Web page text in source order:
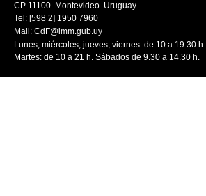
CP 11100. Montevideo. Uruguay
Tel: [598 2] 1950 7960
Mail: CdF@imm.gub.uy
Lunes, miércoles, jueves, viernes: de 10 a 19.30 h.
Martes: de 10 a 21 h. Sábados de 9.30 a 14.30 h.